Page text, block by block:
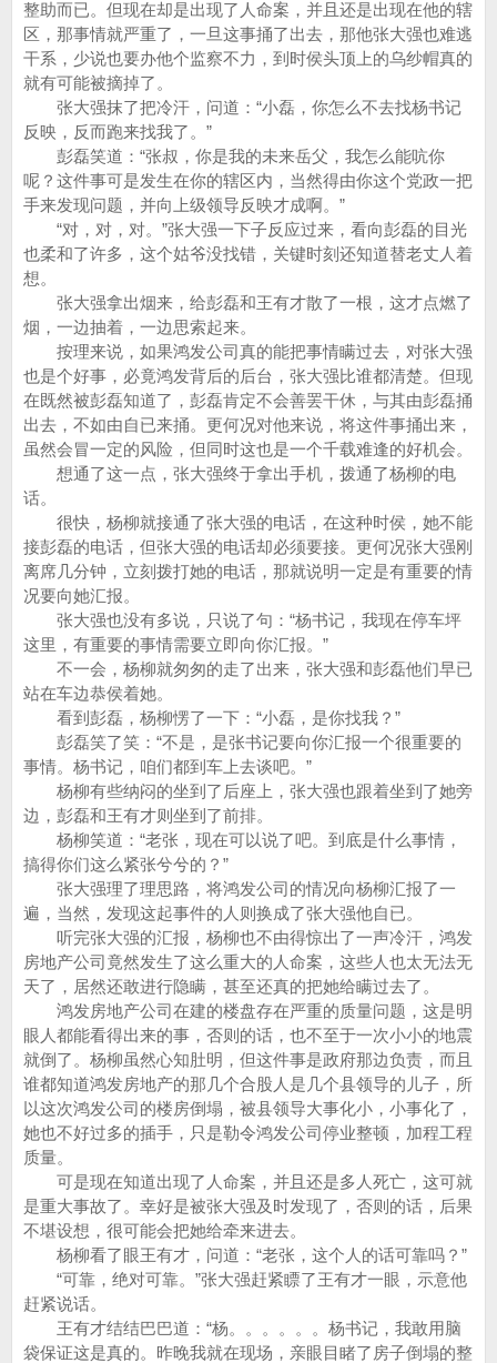
整助而已。但现在却是出现了人命案，并且还是出现在他的辖
区，那事情就严重了，一旦这事捅了出去，那他张大强也难逃
干系，少说也要办他个监察不力，到时侯头顶上的乌纱帽真的
就有可能被摘掉了。
张大强抹了把冷汗，问道：“小磊，你怎么不去找杨书记
反映，反而跑来找我了。”
彭磊笑道：“张叔，你是我的未来岳父，我怎么能吭你
呢？这件事可是发生在你的辖区内，当然得由你这个党政一把
手来发现问题，并向上级领导反映才成啊。”
“对，对，对。”张大强一下子反应过来，看向彭磊的目光
也柔和了许多，这个姑爷没找错，关键时刻还知道替老丈人着
想。
张大强拿出烟来，给彭磊和王有才散了一根，这才点燃了
烟，一边抽着，一边思索起来。
按理来说，如果鸿发公司真的能把事情瞒过去，对张大强
也是个好事，必竟鸿发背后的后台，张大强比谁都清楚。但现
在既然被彭磊知道了，彭磊肯定不会善罢干休，与其由彭磊捅
出去，不如由自已来捅。更何况对他来说，将这件事捅出来，
虽然会冒一定的风险，但同时这也是一个千载难逢的好机会。
想通了这一点，张大强终于拿出手机，拨通了杨柳的电
话。
很快，杨柳就接通了张大强的电话，在这种时侯，她不能
接彭磊的电话，但张大强的电话却必须要接。更何况张大强刚
离席几分钟，立刻拨打她的电话，那就说明一定是有重要的情
况要向她汇报。
张大强也没有多说，只说了句：“杨书记，我现在停车坪
这里，有重要的事情需要立即向你汇报。”
不一会，杨柳就匆匆的走了出来，张大强和彭磊他们早已
站在车边恭侯着她。
看到彭磊，杨柳愣了一下：“小磊，是你找我？”
彭磊笑了笑：“不是，是张书记要向你汇报一个很重要的
事情。杨书记，咱们都到车上去谈吧。”
杨柳有些纳闷的坐到了后座上，张大强也跟着坐到了她旁
边，彭磊和王有才则坐到了前排。
杨柳笑道：“老张，现在可以说了吧。到底是什么事情，
搞得你们这么紧张兮兮的？”
张大强理了理思路，将鸿发公司的情况向杨柳汇报了一
遍，当然，发现这起事件的人则换成了张大强他自已。
听完张大强的汇报，杨柳也不由得惊出了一声冷汗，鸿发
房地产公司竟然发生了这么重大的人命案，这些人也太无法无
天了，居然还敢进行隐瞒，甚至还真的把她给瞒过去了。
鸿发房地产公司在建的楼盘存在严重的质量问题，这是明
眼人都能看得出来的事，否则的话，也不至于一次小小的地震
就倒了。杨柳虽然心知肚明，但这件事是政府那边负责，而且
谁都知道鸿发房地产的那几个合股人是几个县领导的儿子，所
以这次鸿发公司的楼房倒塌，被县领导大事化小，小事化了，
她也不好过多的插手，只是勒令鸿发公司停业整顿，加程工程
质量。
可是现在知道出现了人命案，并且还是多人死亡，这可就
是重大事故了。幸好是被张大强及时发现了，否则的话，后果
不堪设想，很可能会把她给牵来进去。
杨柳看了眼王有才，问道：“老张，这个人的话可靠吗？”
“可靠，绝对可靠。”张大强赶紧瞟了王有才一眼，示意他
赶紧说话。
王有才结结巴巴道：“杨。。。。。。杨书记，我敢用脑
袋保证这是真的。昨晚我就在现场，亲眼目睹了房子倒塌的整